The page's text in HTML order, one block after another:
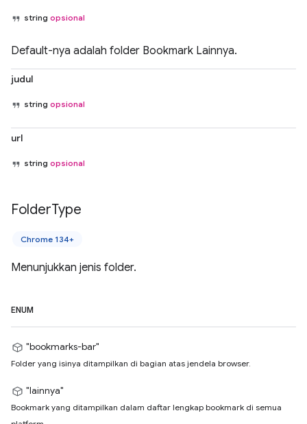
string opsional
Default-nya adalah folder Bookmark Lainnya.
judul
string opsional
url
string opsional
FolderType
Chrome 134+
Menunjukkan jenis folder.
ENUM
"bookmarks-bar"
Folder yang isinya ditampilkan di bagian atas jendela browser.
"lainnya"
Bookmark yang ditampilkan dalam daftar lengkap bookmark di semua